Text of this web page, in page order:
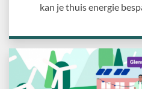
kan je thuis energie